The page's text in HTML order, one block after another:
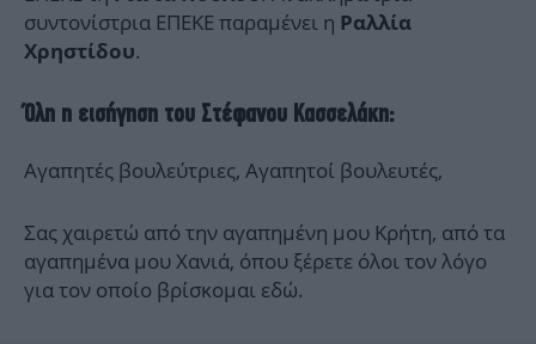
συντονίστρια ΕΠΕΚΕ παραμένει η Ραλλία
Χρηστίδου.
Όλη η εισήγηση του Στέφανου Κασσελάκη:
Αγαπητές βουλεύτριες, Αγαπητοί βουλευτές,
Σας χαιρετώ από την αγαπημένη μου Κρήτη, από τα
αγαπημένα μου Χανιά, όπου ξέρετε όλοι τον λόγο
για τον οποίο βρίσκομαι εδώ.